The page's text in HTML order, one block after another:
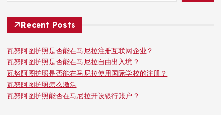
Recent Posts
瓦努阿图护照是否能在马尼拉注册互联网企业？
瓦努阿图护照是否能在马尼拉自由出入境？
瓦努阿图护照是否能在马尼拉使用国际学校的注册？
瓦努阿图护照怎么激活
瓦努阿图护照能否在马尼拉开设银行账户？